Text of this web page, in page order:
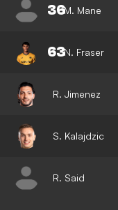
36M. Mane
63N. Fraser
R. Jimenez
S. Kalajdzic
R. Said